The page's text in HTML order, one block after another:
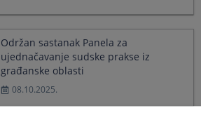
Održan sastanak Panela za
ujednačavanje sudske prakse iz
građanske oblasti
08.10.2025.